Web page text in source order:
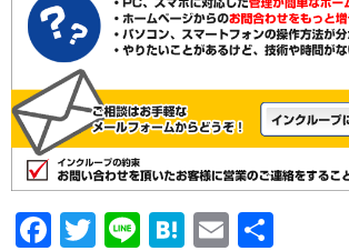
Facebook
Twitter
LineHatena
Email